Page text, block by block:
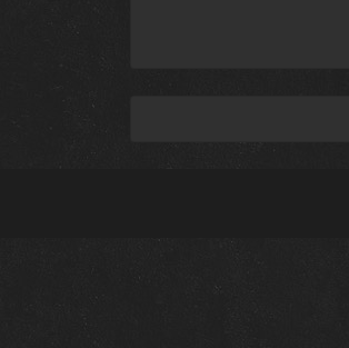
разрешении, чтобы вы